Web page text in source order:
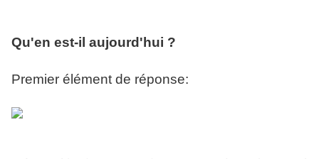
Qu'en est-il aujourd'hui ?
Premier élément de réponse: